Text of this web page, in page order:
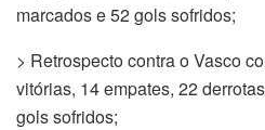
marcados e 52 gols sofridos;
> Retrospecto contra o Vasco
vitórias, 14 empates, 22
gols sofridos;